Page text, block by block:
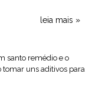
leia mais
santo remédio e o
tomar uns aditivos para